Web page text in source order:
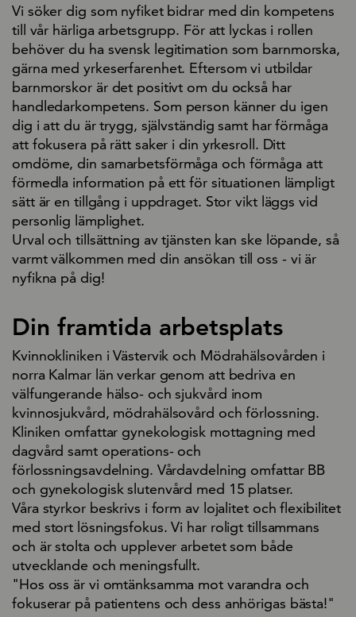
Vi söker dig som nyfiket bidrar med din kompetens
till vår härliga arbetsgrupp. För att lyckas i rollen
behöver du ha svensk legitimation som barnmorska,
gärna med yrkeserfarenhet. Eftersom vi utbildar
barnmorskor är det positivt om du också har
handledarkompetens. Som person känner du igen
dig i att du är trygg, självständig samt har förmåga
att fokusera på rätt saker i din yrkesroll. Ditt
omdöme, din samarbetsförmåga och förmåga att
förmedla information på ett för situationen lämpligt
sätt är en tillgång i uppdraget. Stor vikt läggs vid
personlig lämplighet.
Urval och tillsättning av tjänsten kan ske löpande, så
varmt välkommen med din ansökan till oss - vi är
nyfikna på dig!
Din framtida arbetsplats
Kvinnokliniken i Västervik och Mödrahälsovården i
norra Kalmar län verkar genom att bedriva en
välfungerande hälso- och sjukvård inom
kvinnosjukvård, mödrahälsovård och förlossning.
Kliniken omfattar gynekologisk mottagning med
dagvård samt operations- och
förlossningsavdelning. Vårdavdelning omfattar BB
och gynekologisk slutenvård med 15 platser.
Våra styrkor beskrivs i form av lojalitet och flexibilitet
med stort lösningsfokus. Vi har roligt tillsammans
och är stolta och upplever arbetet som både
utvecklande och meningsfullt.
"Hos oss är vi omtänksamma mot varandra och
fokuserar på patientens och dess anhörigas bästa!"